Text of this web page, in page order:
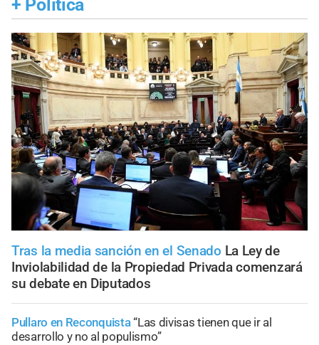
+ Política
Tras la media sanción en el Senado La Ley de
Inviolabilidad de la Propiedad Privada comenzará
su debate en Diputados
Pullaro en Reconquista“Las divisas tienen que ir al
desarrollo y no al populismo”